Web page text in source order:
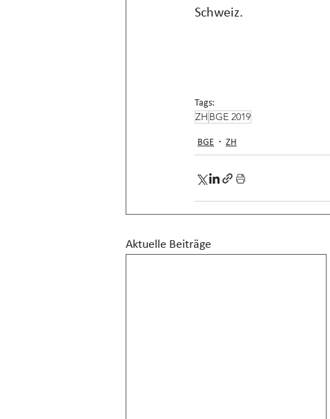
Schweiz.
Tags:
ZH BGE 2019
BGE ZH
Aktuelle Beiträge